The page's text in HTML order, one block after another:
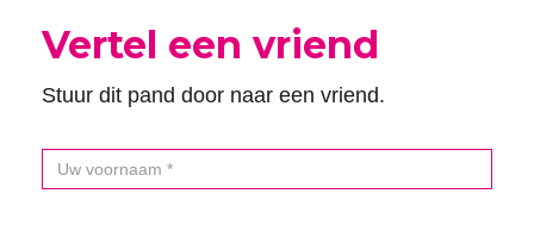
Vertel een vriend
Stuur dit pand door naar een vriend.